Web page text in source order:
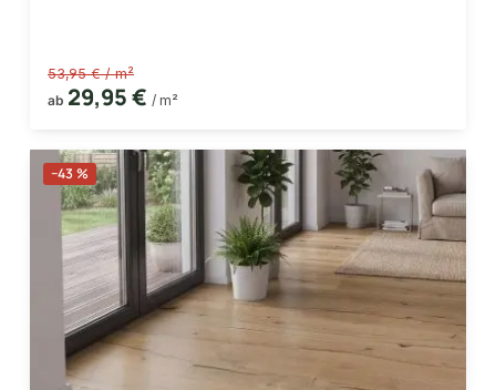
53,95 € / m²
ab 29,95 € / m²
−43 %